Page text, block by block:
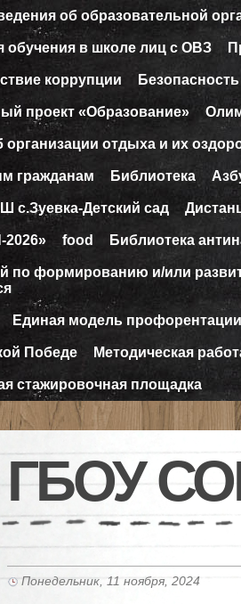
об образовательной
обучения в школе лиц с ОВЗ
коррупции Безопасность
проект «Образование»
организации отдыха и их
гражданам Библиотека
с.Зуевка-Детский сад
food Библиотека
по формированию и/или
Единая модель профорентации
Победе Методическая
стажировочная площадка
ГБОУ
Понедельник, 11 ноября, 2024